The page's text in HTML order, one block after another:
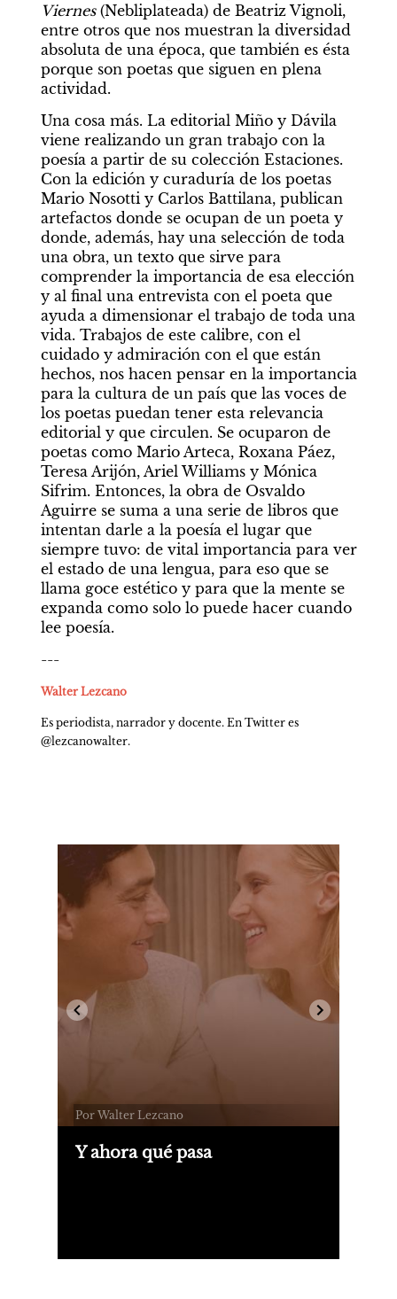
Viernes (Nebliplateada) de Beatriz Vignoli,
entre otros que nos muestran la diversidad
absoluta de una época, que también es ésta
porque son poetas que siguen en plena
actividad.
Una cosa más. La editorial Miño y Dávila
viene realizando un gran trabajo con la
poesía a partir de su colección Estaciones.
Con la edición y curaduría de los poetas
Mario Nosotti y Carlos Battilana, publican
artefactos donde se ocupan de un poeta y
donde, además, hay una selección de toda
una obra, un texto que sirve para
comprender la importancia de esa elección
y al final una entrevista con el poeta que
ayuda a dimensionar el trabajo de toda una
vida. Trabajos de este calibre, con el
cuidado y admiración con el que están
hechos, nos hacen pensar en la importancia
para la cultura de un país que las voces de
los poetas puedan tener esta relevancia
editorial y que circulen. Se ocuparon de
poetas como Mario Arteca, Roxana Páez,
Teresa Arijón, Ariel Williams y Mónica
Sifrim. Entonces, la obra de Osvaldo
Aguirre se suma a una serie de libros que
intentan darle a la poesía el lugar que
siempre tuvo: de vital importancia para ver
el estado de una lengua, para eso que se
llama goce estético y para que la mente se
expanda como solo lo puede hacer cuando
lee poesía.
---
Walter Lezcano
Es periodista, narrador y docente. En Twitter es
@lezcanowalter.
Por Walter Lezcano
Y ahora qué pasa